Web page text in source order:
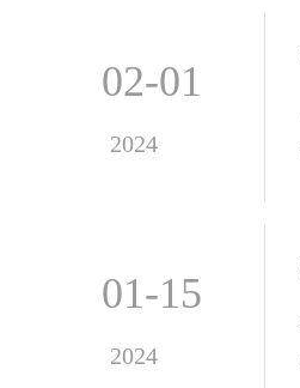
02-01
2024
01-15
2024